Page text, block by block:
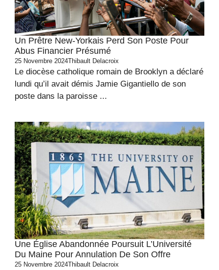
Un Prêtre New-Yorkais Perd Son Poste Pour
Abus Financier Présumé
25 Novembre 2024Thibault Delacroix
Le diocèse catholique romain de Brooklyn a déclaré
lundi qu’il avait démis Jamie Gigantiello de son
poste dans la paroisse ...
Une Église Abandonnée Poursuit L’Université
Du Maine Pour Annulation De Son Offre
25 Novembre 2024Thibault Delacroix